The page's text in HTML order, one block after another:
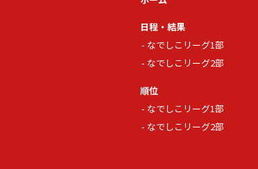
日程・結果
なでしこリーグ1部
なでしこリーグ2部
順位
なでしこリーグ1部
なでしこリーグ2部